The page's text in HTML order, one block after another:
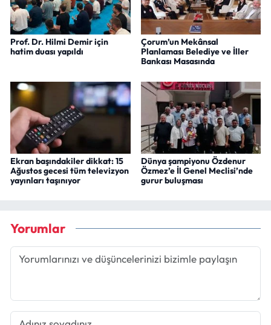
Prof. Dr. Hilmi Demir için
hatim duası yapıldı
Çorum’un Mekânsal
Planlaması Belediye ve İller
Bankası Masasında
Ekran başındakiler dikkat: 15
Ağustos gecesi tüm televizyon
yayınları taşınıyor
Dünya şampiyonu Özdenur
Özmez’e İl Genel Meclisi’nde
gurur buluşması
Yorumlar